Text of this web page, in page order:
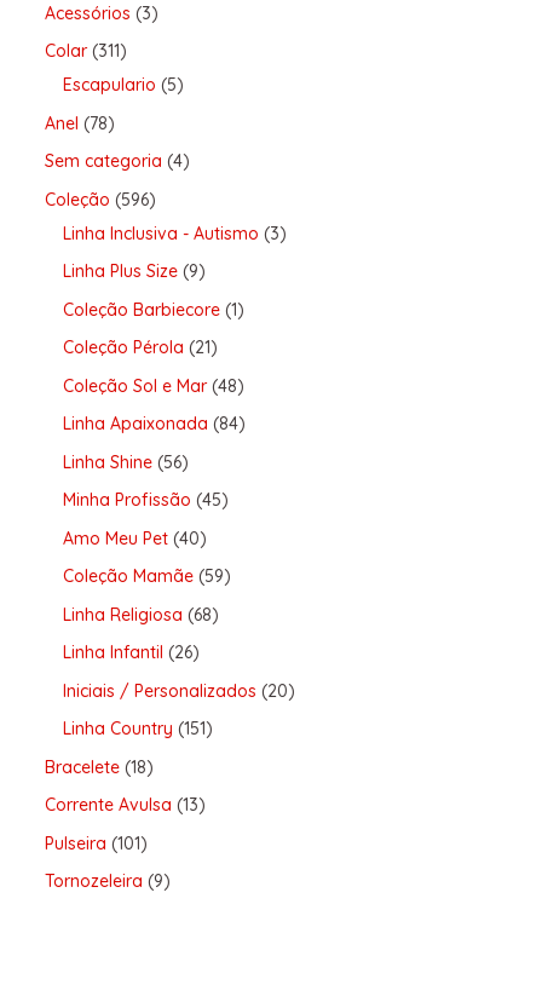
Acessórios 3
Colar 311
Escapulario 5
Anel 78
Sem categoria 4
Coleção 596
Linha Inclusiva - Autismo 3
Linha Plus Size 9
Coleção Barbiecore 1
Coleção Pérola 21
Coleção Sol e Mar 48
Linha Apaixonada 84
Linha Shine 56
Minha Profissão 45
Amo Meu Pet 40
Coleção Mamãe 59
Linha Religiosa 68
Linha Infantil 26
Iniciais / Personalizados 20
Linha Country 151
Bracelete 18
Corrente Avulsa 13
Pulseira 101
Tornozeleira 9